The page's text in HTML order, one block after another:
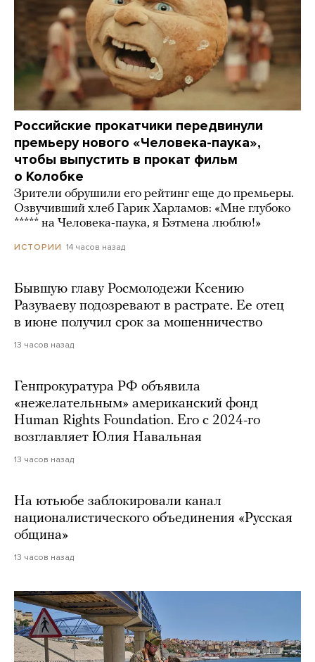
Российские прокатчики передвинули
премьеру нового «Человека-паука»,
чтобы выпустить в прокат фильм
о Колобке
Зрители обрушили его рейтинг еще до премьеры.
Озвучивший хлеб Гарик Харламов: «Мне глубоко
***** на Человека-паука, я Бэтмена люблю!»
ИСТОРИИ 14 часов назад
Бывшую главу Росмолодежи Ксению
Разуваеву подозревают в растрате. Ее отец
в июне получил срок за мошенничество
13 часов назад
Генпрокуратура РФ объявила
«нежелательным» американский фонд
Human Rights Foundation. Его с 2024-го
возглавляет Юлия Навальная
13 часов назад
На ютьюбе заблокировали канал
националистического объединения «Русская
община»
13 часов назад